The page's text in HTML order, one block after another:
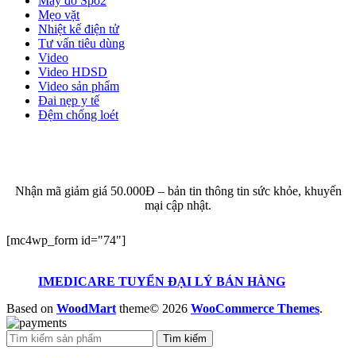
Mẹo vặt
Nhiệt kế điện tử
Tư vấn tiêu dùng
Video
Video HDSD
Video sản phẩm
Đai nẹp y tế
Đệm chống loét
Nhận mã giảm giá 50.000Đ – bản tin thông tin sức khỏe, khuyến
mại cập nhật.
[mc4wp_form id="74"]
IMEDICARE TUYỂN ĐẠI LÝ BÁN HÀNG
Based on WoodMart theme© 2026 WooCommerce Themes.
Tìm kiếm